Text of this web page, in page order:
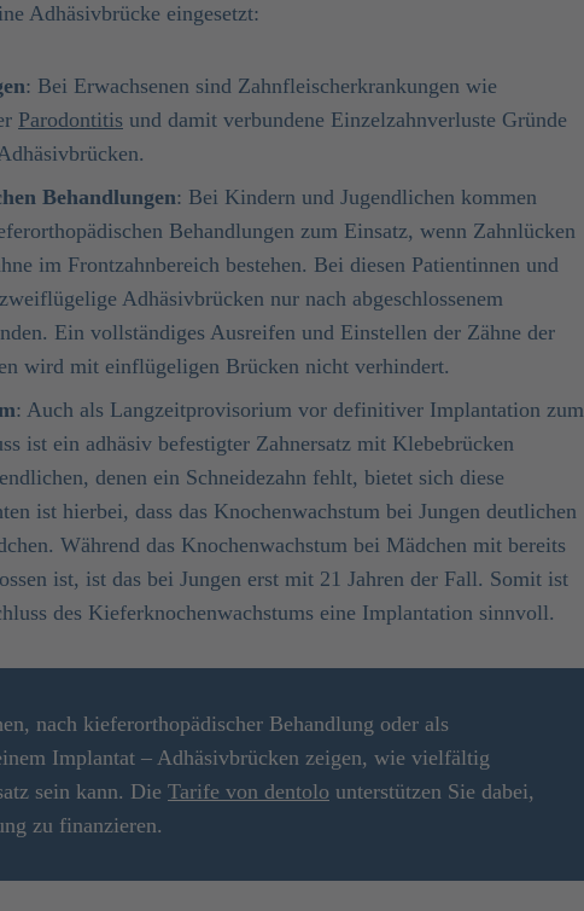
Adhäsivbrücke eingesetzt:
: Bei Erwachsenen sind Zahnfleischerkrankungen wie
Parodontitis und damit verbundene Einzelzahnverluste Gründe
Behandlungen: Bei Kindern und Jugendlichen kommen
Behandlungen zum Einsatz, wenn Zahnlücken
im Frontzahnbereich bestehen. Bei diesen Patientinnen und
Adhäsivbrücken nur nach abgeschlossenem
Ein vollständiges Ausreifen und Einstellen der Zähne der
wird mit einflügeligen Brücken nicht verhindert.
: Auch als Langzeitprovisorium vor definitiver Implantation zum
ist ein adhäsiv befestigter Zahnersatz mit Klebebrücken
denen ein Schneidezahn fehlt, bietet sich diese
ist hierbei, dass das Knochenwachstum bei Jungen deutlichen
Während das Knochenwachstum bei Mädchen mit bereits
ist, ist das bei Jungen erst mit 21 Jahren der Fall. Somit ist
des Kieferknochenwachstums eine Implantation sinnvoll.
nach kieferorthopädischer Behandlung oder als
Implantat – Adhäsivbrücken zeigen, wie vielfältig
sein kann. Die Tarife von dentolo unterstützen Sie dabei,
zu finanzieren.